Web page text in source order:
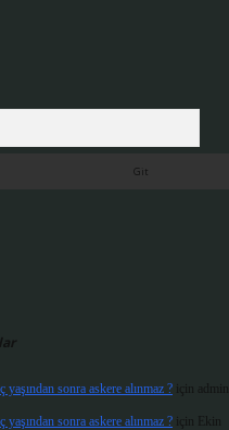
yaşından sonra askere alınmaz ? için admin
yaşından sonra askere alınmaz ? için Ekin